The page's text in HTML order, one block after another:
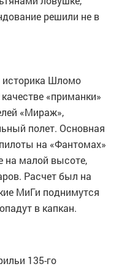
решили не в
историка Шломо
«приманки»
«Мираж»,
полет. Основная
на «Фантомах»
на малой высоте,
Расчет был на
МиГи поднимутся
в капкан.
135-го